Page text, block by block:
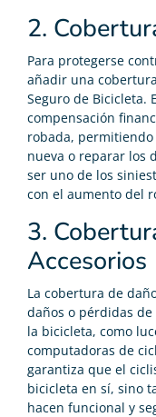
2.
Para protegerse
añadir una
Seguro de Bicicleta.
compensación
robada,
nueva o reparar los
ser uno de los
con el aumento del
3.
Accesorios
La cobertura de
daños o pérdidas
la bicicleta, como
computadoras de
garantiza que el
bicicleta en sí, sino
hacen funcional y